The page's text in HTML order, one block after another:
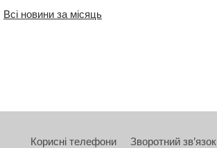
Всі новини за місяць
Корисні телефони Зворотний зв’язок